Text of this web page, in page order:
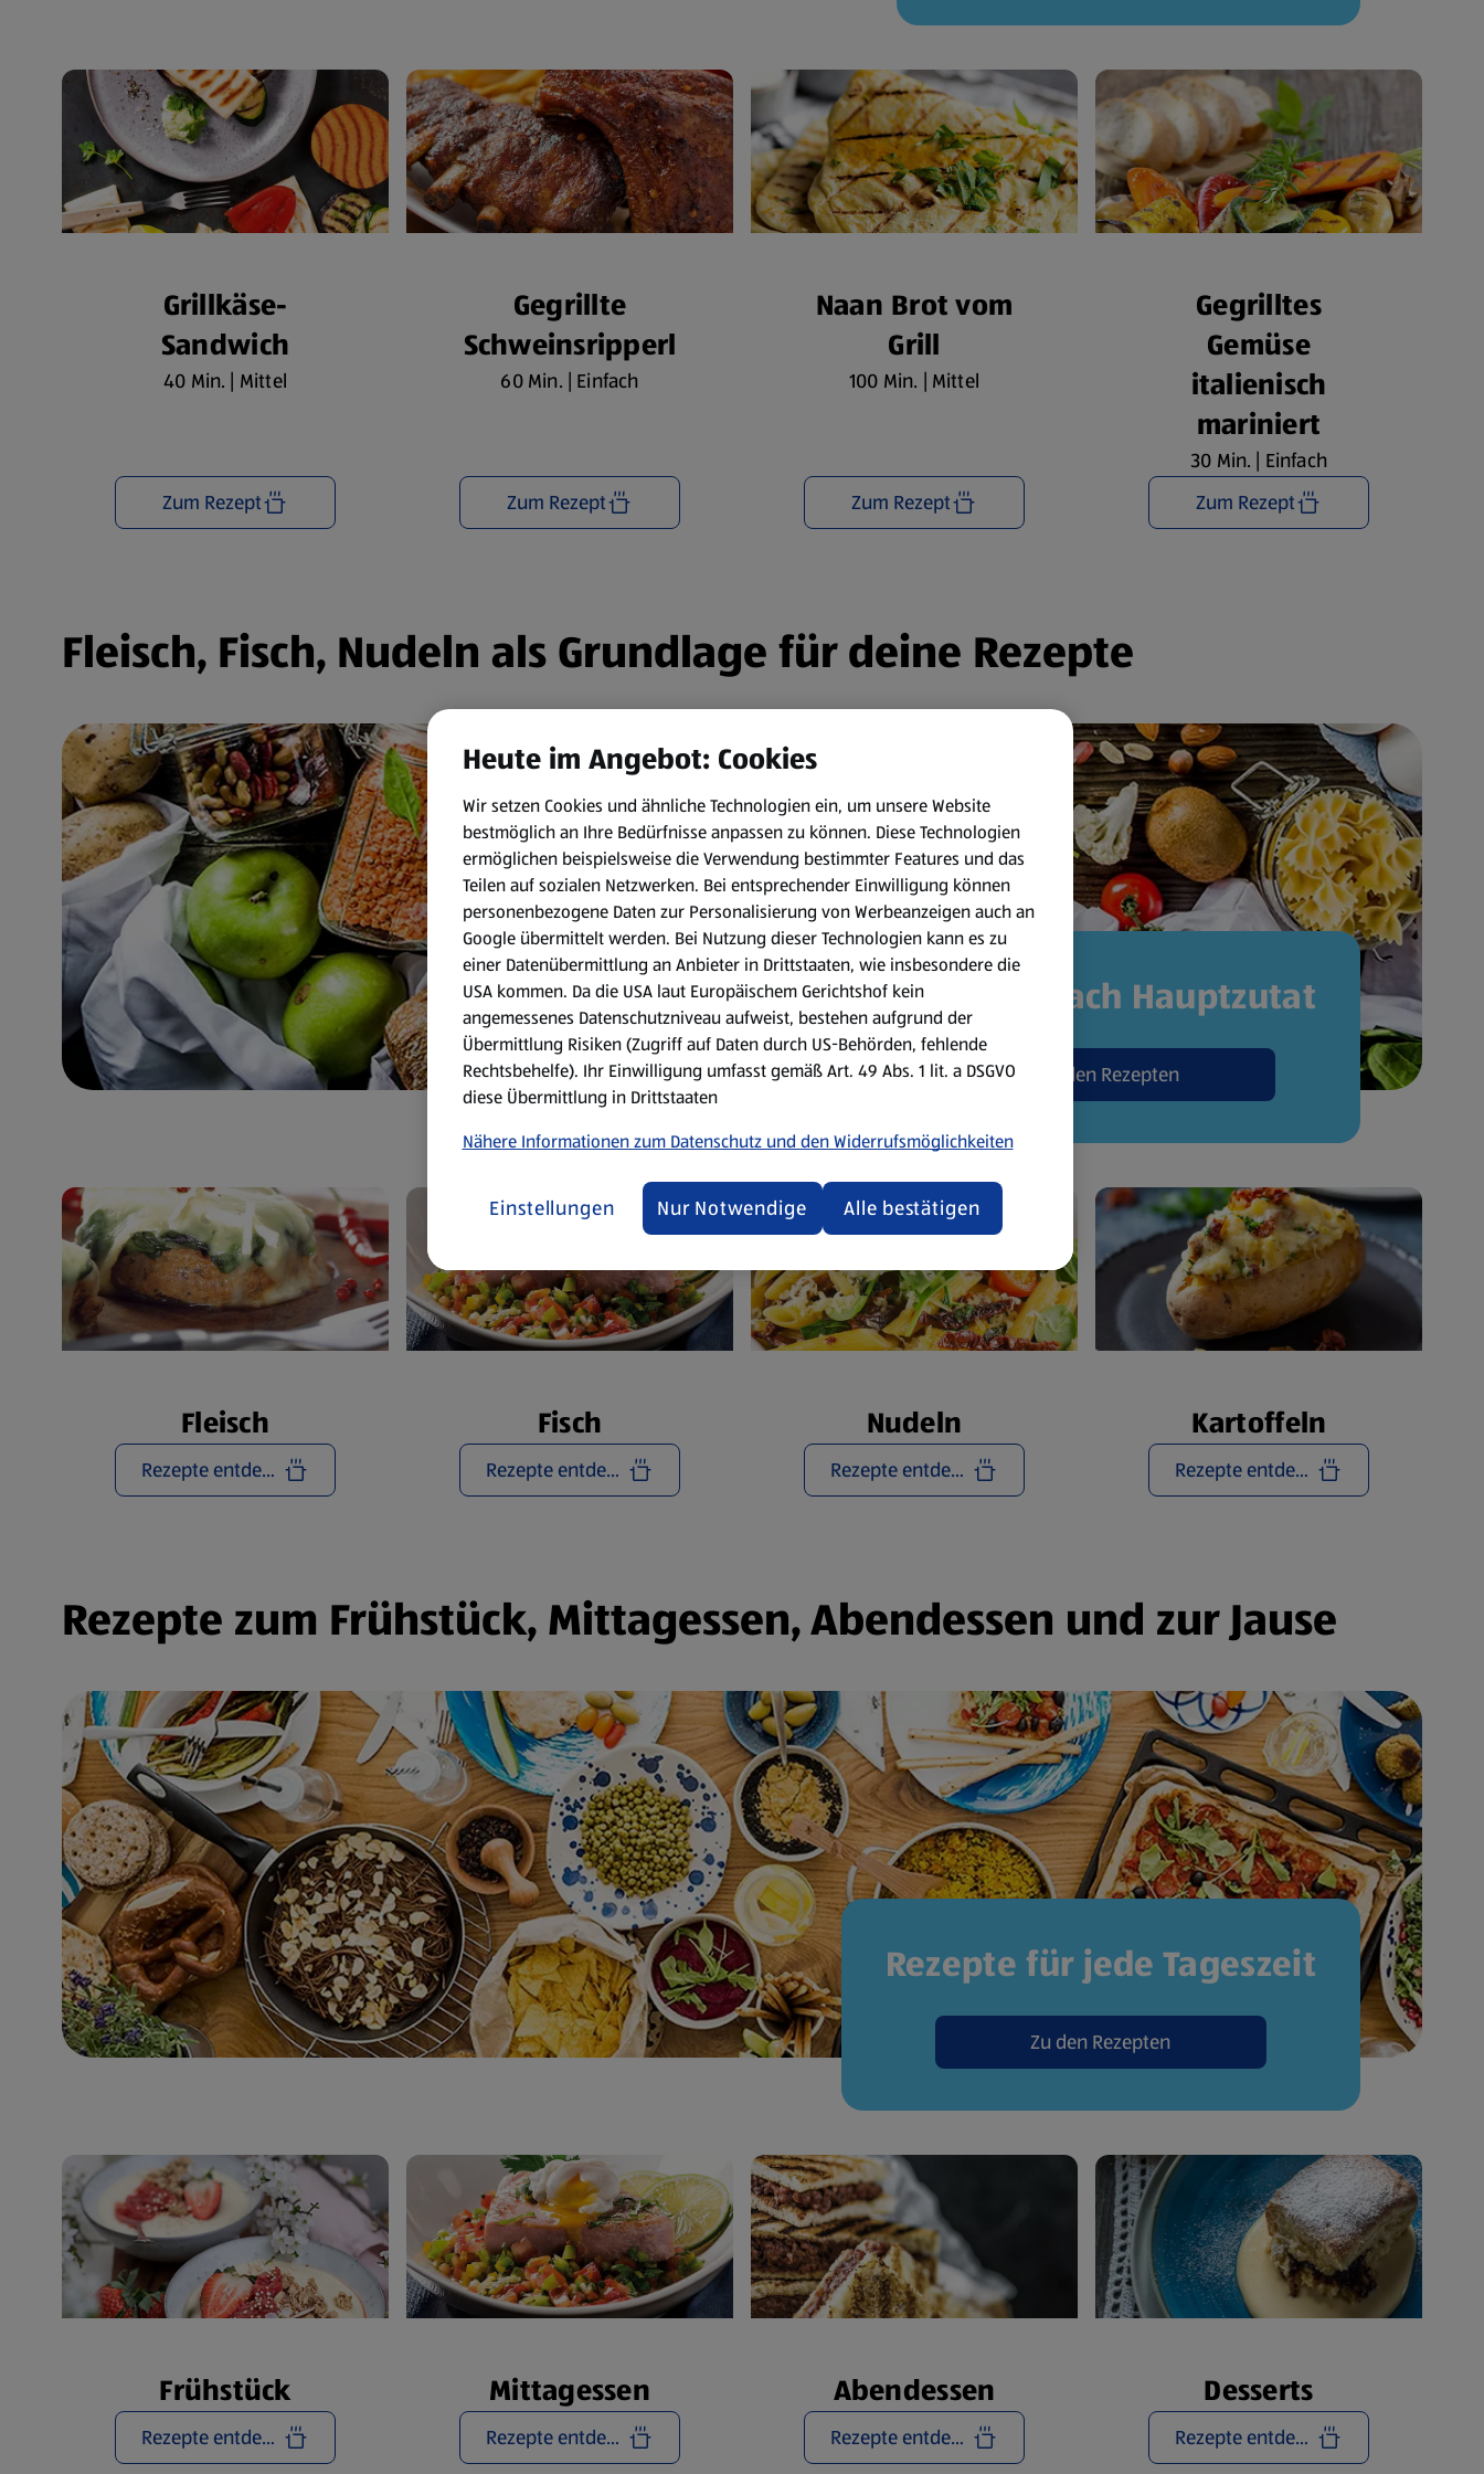
Grillkäse-
Sandwich
40 Min. | Mittel
Zum Rezept
Gegrillte
Schweinsripperl
60 Min. | Einfach
Zum Rezept
Naan Brot vom
Grill
100 Min. | Mittel
Zum Rezept
Gegrilltes
Gemüse
italienisch
mariniert
30 Min. | Einfach
Zum Rezept
Fleisch, Fisch, Nudeln als Grundlage für deine Rezepte
Rezepte nach Hauptzutat
Zu den Rezepten
Fleisch
Rezepte entdecken
Fisch
Rezepte entdecken
Nudeln
Rezepte entdecken
Kartoffeln
Rezepte entdecken
Rezepte zum Frühstück, Mittagessen, Abendessen und zur Jause
Rezepte für jede Tageszeit
Zu den Rezepten
Frühstück
Rezepte entdecken
Mittagessen
Rezepte entdecken
Abendessen
Rezepte entdecken
Desserts
Rezepte entdecken
Heute im Angebot: Cookies
Wir setzen Cookies und ähnliche Technologien ein, um unsere Website
bestmöglich an Ihre Bedürfnisse anpassen zu können. Diese Technologien
ermöglichen beispielsweise die Verwendung bestimmter Features und das
Teilen auf sozialen Netzwerken. Bei entsprechender Einwilligung können
personenbezogene Daten zur Personalisierung von Werbeanzeigen auch an
Google übermittelt werden. Bei Nutzung dieser Technologien kann es zu
einer Datenübermittlung an Anbieter in Drittstaaten, wie insbesondere die
USA kommen. Da die USA laut Europäischem Gerichtshof kein
angemessenes Datenschutzniveau aufweist, bestehen aufgrund der
Übermittlung Risiken (Zugriff auf Daten durch US-Behörden, fehlende
Rechtsbehelfe). Ihr Einwilligung umfasst gemäß Art. 49 Abs. 1 lit. a DSGVO
diese Übermittlung in Drittstaaten
Nähere Informationen zum Datenschutz und den Widerrufsmöglichkeiten
Einstellungen Nur Notwendige Alle bestätigen